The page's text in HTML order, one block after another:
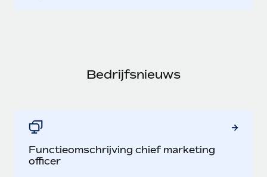
Bedrijfsnieuws
Functieomschrijving chief marketing
officer